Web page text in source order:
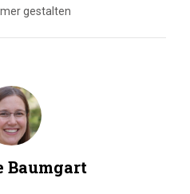
gestalten
Baumgart